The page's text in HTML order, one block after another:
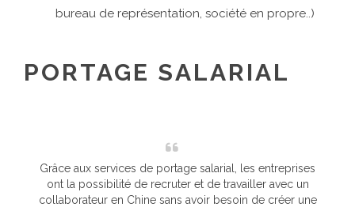
bureau de représentation, société en propre..)
PORTAGE SALARIAL
Grâce aux services de portage salarial, les entreprises
ont la possibilité de recruter et de travailler avec un
collaborateur en Chine sans avoir besoin de créer une